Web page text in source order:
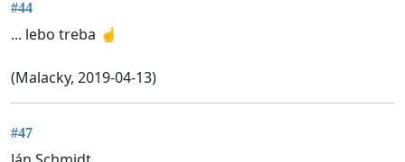
#44
... lebo treba ☝️
(Malacky, 2019-04-13)
#47